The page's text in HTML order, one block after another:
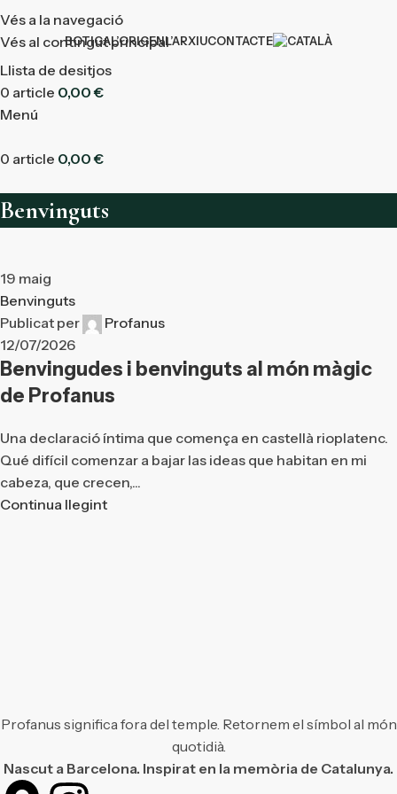
Vés a la navegació
Vés al contingut principal
BOTIGAL’ORIGENL’ARXIUCONTACTE
Llista de desitjos
0 article 0,00€
Menú
0 article 0,00€
Benvinguts
19 maig
Benvinguts
Publicat per
Profanus
12/07/2026
Benvingudes i benvinguts al món màgic
de Profanus
Una declaració íntima que comença en castellà rioplatenc.
Qué difícil comenzar a bajar las ideas que habitan en mi
cabeza, que crecen,...
Continua llegint
Profanus significa fora del temple. Retornem el símbol al món
quotidià.
Nascut a Barcelona. Inspirat en la memòria de Catalunya.